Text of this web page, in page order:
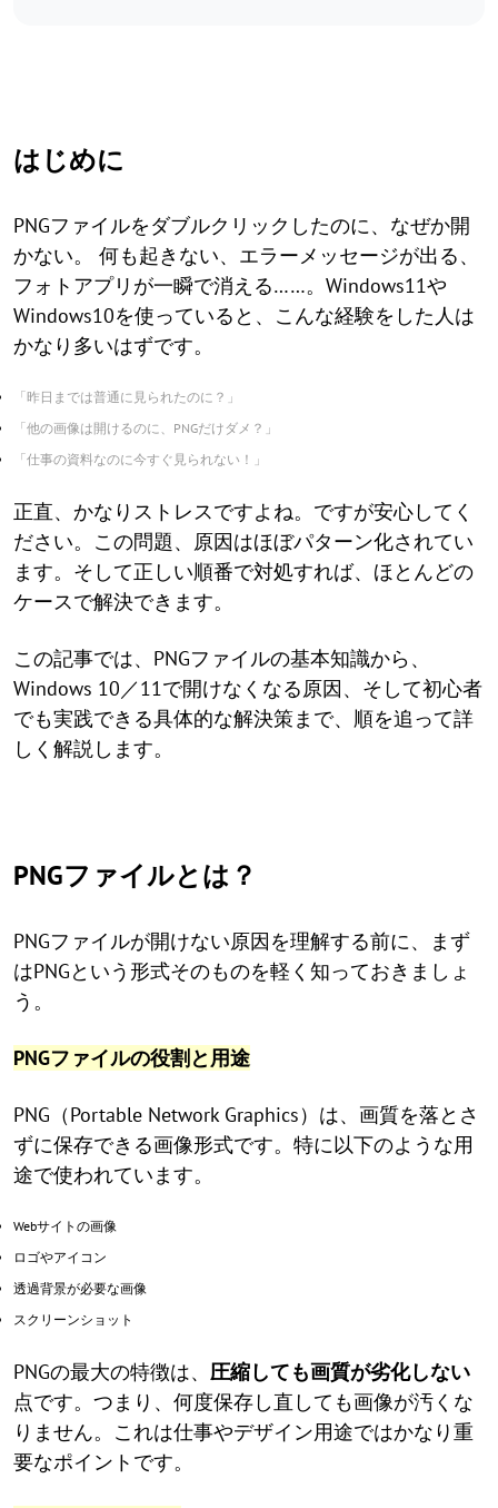
はじめに
PNGファイルをダブルクリックしたのに、なぜか開
かない。 何も起きない、エラーメッセージが出る、
フォトアプリが一瞬で消える……。Windows11や
Windows10を使っていると、こんな経験をした人は
かなり多いはずです。
「昨日までは普通に見られたのに？」
「他の画像は開けるのに、PNGだけダメ？」
「仕事の資料なのに今すぐ見られない！」
正直、かなりストレスですよね。ですが安心してく
ださい。この問題、原因はほぼパターン化されてい
ます。そして正しい順番で対処すれば、ほとんどの
ケースで解決できます。
この記事では、PNGファイルの基本知識から、
Windows 10／11で開けなくなる原因、そして初心者
でも実践できる具体的な解決策まで、順を追って詳
しく解説します。
PNGファイルとは？
PNGファイルが開けない原因を理解する前に、まず
はPNGという形式そのものを軽く知っておきましょ
う。
PNGファイルの役割と用途
PNG（Portable Network Graphics）は、画質を落とさ
ずに保存できる画像形式です。特に以下のような用
途で使われています。
Webサイトの画像
ロゴやアイコン
透過背景が必要な画像
スクリーンショット
PNGの最大の特徴は、 圧縮しても画質が劣化しない
点です。つまり、何度保存し直しても画像が汚くな
りません。これは仕事やデザイン用途ではかなり重
要なポイントです。